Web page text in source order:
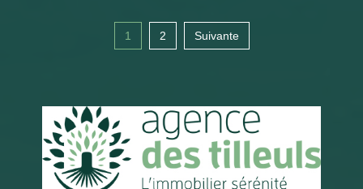
1 2 Suivante